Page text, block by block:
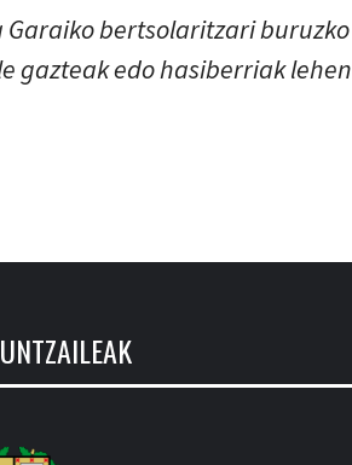
bertsolaritzari buruzko
gazteak edo hasiberriak lehen